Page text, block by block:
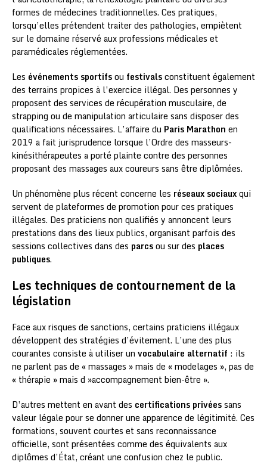
formes de médecines traditionnelles. Ces pratiques,
lorsqu’elles prétendent traiter des pathologies, empiètent
sur le domaine réservé aux professions médicales et
paramédicales réglementées.
Les événements sportifsou festivalsconstituent également
des terrains propices à l’exercice illégal. Des personnes y
proposent des services de récupération musculaire, de
strapping ou de manipulation articulaire sans disposer des
qualifications nécessaires. L’affaire du Paris Marathon en
2019 a fait jurisprudence lorsque l’Ordre des masseurs-
kinésithérapeutes a porté plainte contre des personnes
proposant des massages aux coureurs sans être diplômées.
Un phénomène plus récent concerne les réseaux sociauxqui
servent de plateformes de promotion pour ces pratiques
illégales. Des praticiens non qualifiés y annoncent leurs
prestations dans des lieux publics, organisant parfois des
sessions collectives dans des parcsou sur des places
publiques.
Les techniques de contournement de la
législation
Face aux risques de sanctions, certains praticiens illégaux
développent des stratégies d’évitement. L’une des plus
courantes consiste à utiliser un vocabulaire alternatif : ils
ne parlent pas de « massages » mais de « modelages », pas de
« thérapie » mais d »accompagnement bien-être ».
D’autres mettent en avant des certifications privéessans
valeur légale pour se donner une apparence de légitimité. Ces
formations, souvent courtes et sans reconnaissance
officielle, sont présentées comme des équivalents aux
diplômes d’État, créant une confusion chez le public.